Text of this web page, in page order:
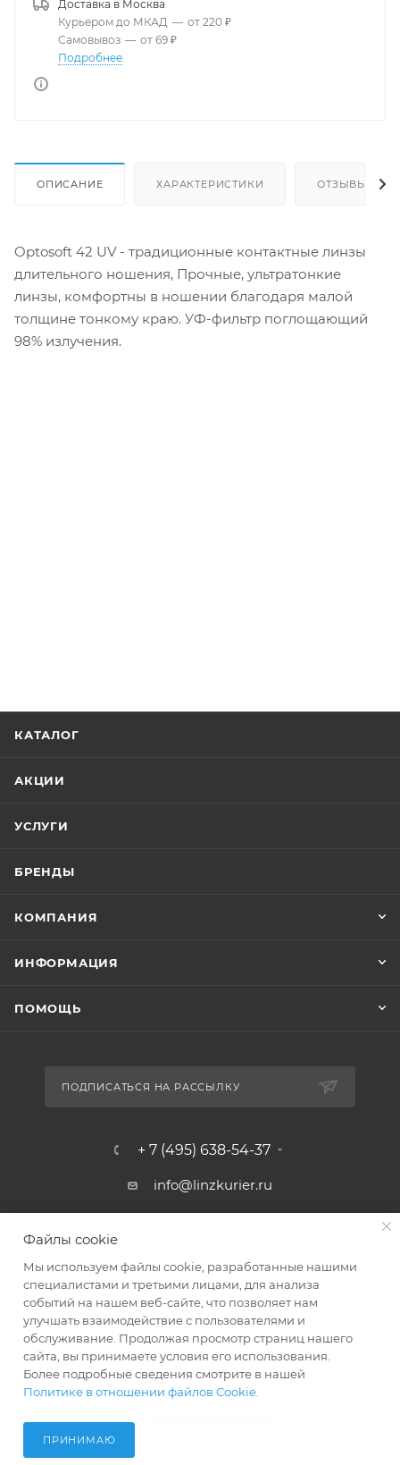
Доставка в Москва
Курьером до МКАД — от 220 ₽
Самовывоз — от 69 ₽
Подробнее
ОПИСАНИЕ ХАРАКТЕРИСТИКИ ОТЗЫВЫ
Optosoft 42 UV - традиционные контактные линзы
длительного ношения, Прочные, ультратонкие
линзы, комфортны в ношении благодаря малой
толщине тонкому краю. УФ-фильтр поглощающий
98% излучения.
КАТАЛОГ
АКЦИИ
УСЛУГИ
БРЕНДЫ
КОМПАНИЯ
ИНФОРМАЦИЯ
ПОМОЩЬ
ПОДПИСАТЬСЯ НА РАССЫЛКУ
+ 7 (495) 638-54-37
info@linzkurier.ru
2008 - 2026 © Интернет магазин Линз Курьер
Файлы cookie
Мы используем файлы cookie, разработанные нашими
специалистами и третьими лицами, для анализа
событий на нашем веб-сайте, что позволяет нам
улучшать взаимодействие с пользователями и
обслуживание. Продолжая просмотр страниц нашего
сайта, вы принимаете условия его использования.
Более подробные сведения смотрите в нашей
Политике в отношении файлов Cookie
ПРИНИМАЮ